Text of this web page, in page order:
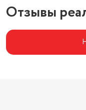
Отзывы